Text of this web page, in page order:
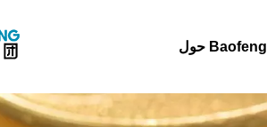
حول Baofeng